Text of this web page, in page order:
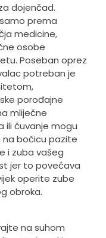
dojenčad.
prema
medicine,
osobe
Poseban oprez
potreban je
porođajne
mliječne
ili čuvanje mogu
na bočicu pazite
i zuba vašeg
jer to povećava
operite zube
obroka.
na suhom